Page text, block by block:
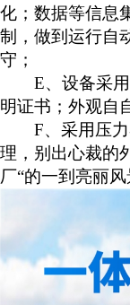
化；数据等信息
制，做到运行自
守；
E、设备采
明证书；外观自
F、采用压
理，别出心裁的
厂“的一到亮丽风